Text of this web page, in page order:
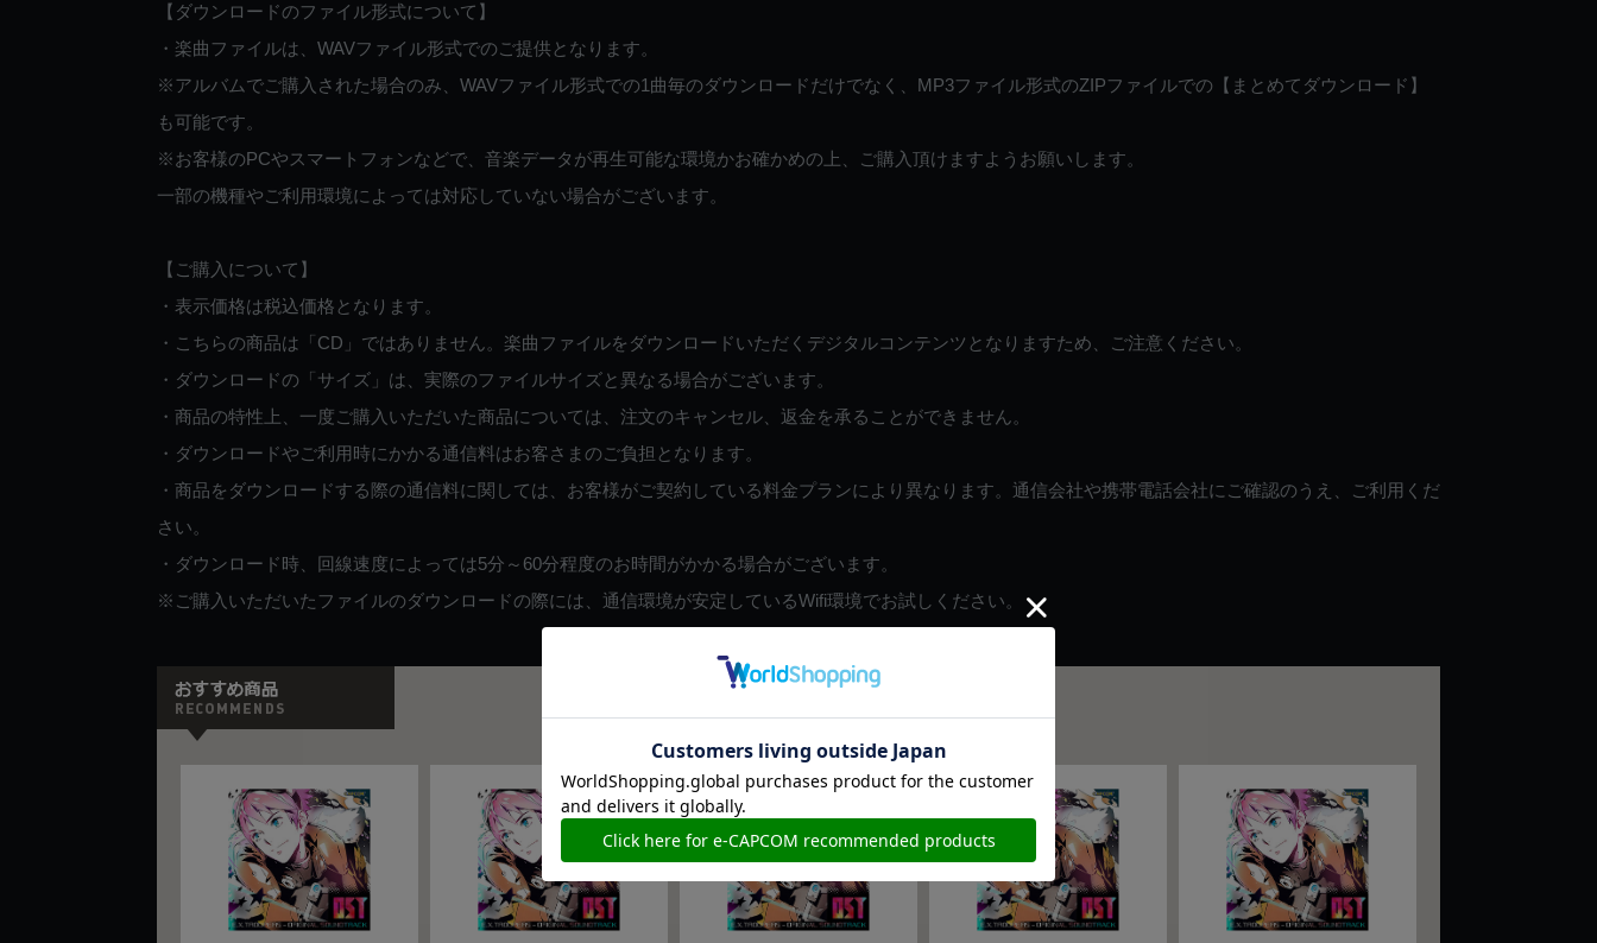
【ダウンロードのファイル形式について】
・楽曲ファイルは、WAVファイル形式でのご提供となります。
※アルバムでご購入された場合のみ、WAVファイル形式での1曲毎のダウンロードだけでなく、MP3ファイル形式のZIPファイルでの【まとめてダウンロード】
も可能です。
※お客様のPCやスマートフォンなどで、音楽データが再生可能な環境かお確かめの上、ご購入頂けますようお願いします。
一部の機種やご利用環境によっては対応していない場合がございます。
【ご購入について】
・表示価格は税込価格となります。
・こちらの商品は「CD」ではありません。楽曲ファイルをダウンロードいただくデジタルコンテンツとなりますため、ご注意ください。
・ダウンロードの「サイズ」は、実際のファイルサイズと異なる場合がございます。
・商品の特性上、一度ご購入いただいた商品については、注文のキャンセル、返金を承ることができません。
・ダウンロードやご利用時にかかる通信料はお客さまのご負担となります。
・商品をダウンロードする際の通信料に関しては、お客様がご契約している料金プランにより異なります。通信会社や携帯電話会社にご確認のうえ、ご利用くだ
さい。
・ダウンロード時、回線速度によっては5分～60分程度のお時間がかかる場合がございます。
※ご購入いただいたファイルのダウンロードの際には、通信環境が安定しているWifi環境でお試しください。